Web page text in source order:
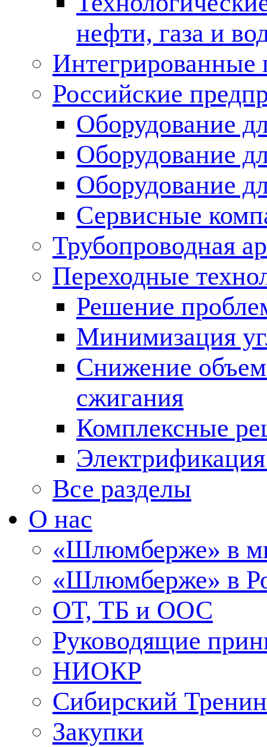
нефти, газа и
Российские
Оборудование
Оборудование
Оборудование
Сервисные
Трубопроводная
Переходные
Решение
Минимизация
Снижение
сжигания
Комплексные
Все разделы
О нас
«Шлюмберже» в
«Шлюмберже» в
ОТ, ТБ и ООС
Руководящие
НИОКР
Сибирский
Закупки